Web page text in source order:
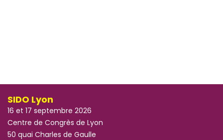
SIDO Lyon
16 et 17 septembre 2026
Centre de Congrès de Lyon
50 quai Charles de Gaulle